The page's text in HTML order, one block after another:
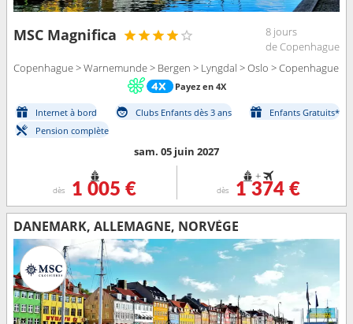
MSC Magnifica
8 jours
de Copenhague
Copenhague > Warnemunde > Bergen > Lyngdal > Oslo > Copenhague
Payez en 4X
Internet à bord Clubs Enfants dès 3 ans
Enfants Gratuits*
Pension complète
sam. 05 juin 2027
dès 1 005 €
+
dès 1 374 €
DANEMARK, ALLEMAGNE, NORVÈGE